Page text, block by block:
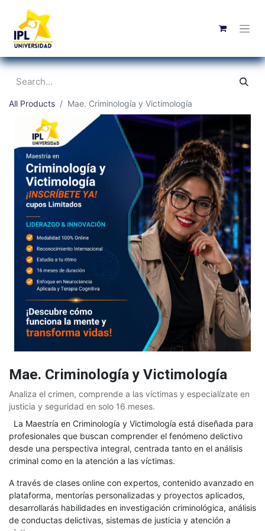
All Products Mae. Criminología y Victimología
Mae. Criminología y Victimología
Analiza el crimen, comprende a las víctimas y especialízate en
justicia y seguridad en solo 16 meses.
La Maestría en Criminología y Victimología está diseñada para
profesionales que buscan comprender el fenómeno delictivo
desde una perspectiva integral, centrada tanto en el análisis
criminal como en la atención a las víctimas.
A través de clases online con expertos, contenido avanzado en
plataforma, mentorías personalizadas y proyectos aplicados,
desarrollarás habilidades en investigación criminológica, análisis
de conductas delictivas, sistemas de justicia y atención a